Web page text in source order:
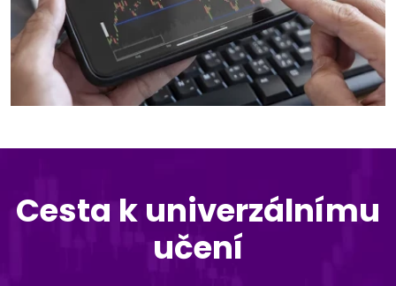
Cesta k univerzálnímu
učení